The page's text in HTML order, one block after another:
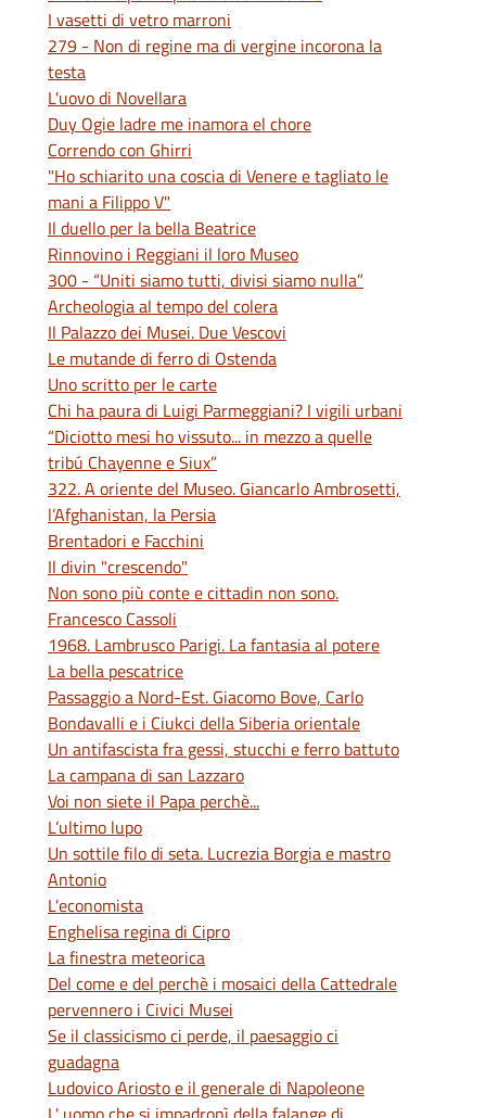
I vasetti di vetro marroni
279 - Non di regine ma di vergine incorona la
testa
L'uovo di Novellara
Duy Ogie ladre me inamora el chore
Correndo con Ghirri
"Ho schiarito una coscia di Venere e tagliato le
mani a Filippo V"
Il duello per la bella Beatrice
Rinnovino i Reggiani il loro Museo
300 - “Uniti siamo tutti, divisi siamo nulla”
Archeologia al tempo del colera
Il Palazzo dei Musei. Due Vescovi
Le mutande di ferro di Ostenda
Uno scritto per le carte
Chi ha paura di Luigi Parmeggiani? I vigili urbani
“Diciotto mesi ho vissuto... in mezzo a quelle
tribú Chayenne e Siux”
322. A oriente del Museo. Giancarlo Ambrosetti,
l’Afghanistan, la Persia
Brentadori e Facchini
Il divin "crescendo"
Non sono più conte e cittadin non sono.
Francesco Cassoli
1968. Lambrusco Parigi. La fantasia al potere
La bella pescatrice
Passaggio a Nord-Est. Giacomo Bove, Carlo
Bondavalli e i Ciukci della Siberia orientale
Un antifascista fra gessi, stucchi e ferro battuto
La campana di san Lazzaro
Voi non siete il Papa perchè...
L’ultimo lupo
Un sottile filo di seta. Lucrezia Borgia e mastro
Antonio
L'economista
Enghelisa regina di Cipro
La finestra meteorica
Del come e del perchè i mosaici della Cattedrale
pervennero i Civici Musei
Se il classicismo ci perde, il paesaggio ci
guadagna
Ludovico Ariosto e il generale di Napoleone